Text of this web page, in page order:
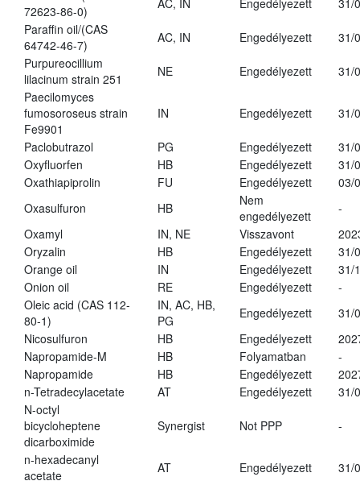
72623-86-0)
AC, IN Engedélyezett
31/
Paraffin oil/(CAS
64742-46-7)
AC, IN Engedélyezett
31/
Purpureocillium
lilacinum strain 251
NE Engedélyezett
31/
Paecilomyces
fumosoroseus strain
Fe9901
IN Engedélyezett 31/
Paclobutrazol PG Engedélyezett
31/
Oxyfluorfen
HB Engedélyezett
31/
Oxathiapiprolin
FU Engedélyezett
03/
Oxasulfuron
HB
Nem
engedélyezett
-
Oxamyl
IN, NE Visszavont
Oryzalin
HB Engedélyezett
31/
Orange oil
IN Engedélyezett
31/
Onion oil
RE Engedélyezett
-
Oleic acid (CAS 112-
80-1)
IN, AC, HB,
PG
Engedélyezett
31/
Nicosulfuron
HB Engedélyezett
Napropamide-M
HB Folyamatban
-
Napropamide
HB Engedélyezett
n-Tetradecylacetate
AT Engedélyezett
31/
N-octyl
bicycloheptene
dicarboximide
Synergist Not PPP -
n-hexadecanyl
acetate
AT Engedélyezett
31/